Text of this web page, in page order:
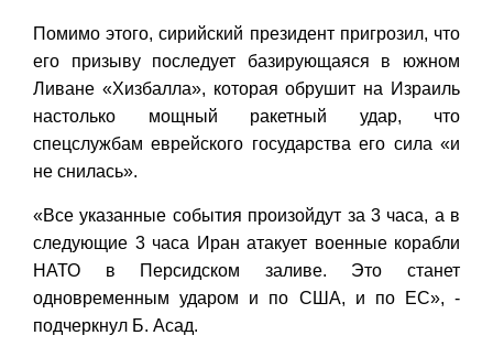
Помимо этого, сирийский президент пригрозил, что
его призыву последует базирующаяся в южном
Ливане «Хизбалла», которая обрушит на Израиль
настолько мощный ракетный удар, что
спецслужбам еврейского государства его сила «и
не снилась».
«Все указанные события произойдут за 3 часа, а в
следующие 3 часа Иран атакует военные корабли
НАТО в Персидском заливе. Это станет
одновременным ударом и по США, и по ЕС», -
подчеркнул Б. Асад.